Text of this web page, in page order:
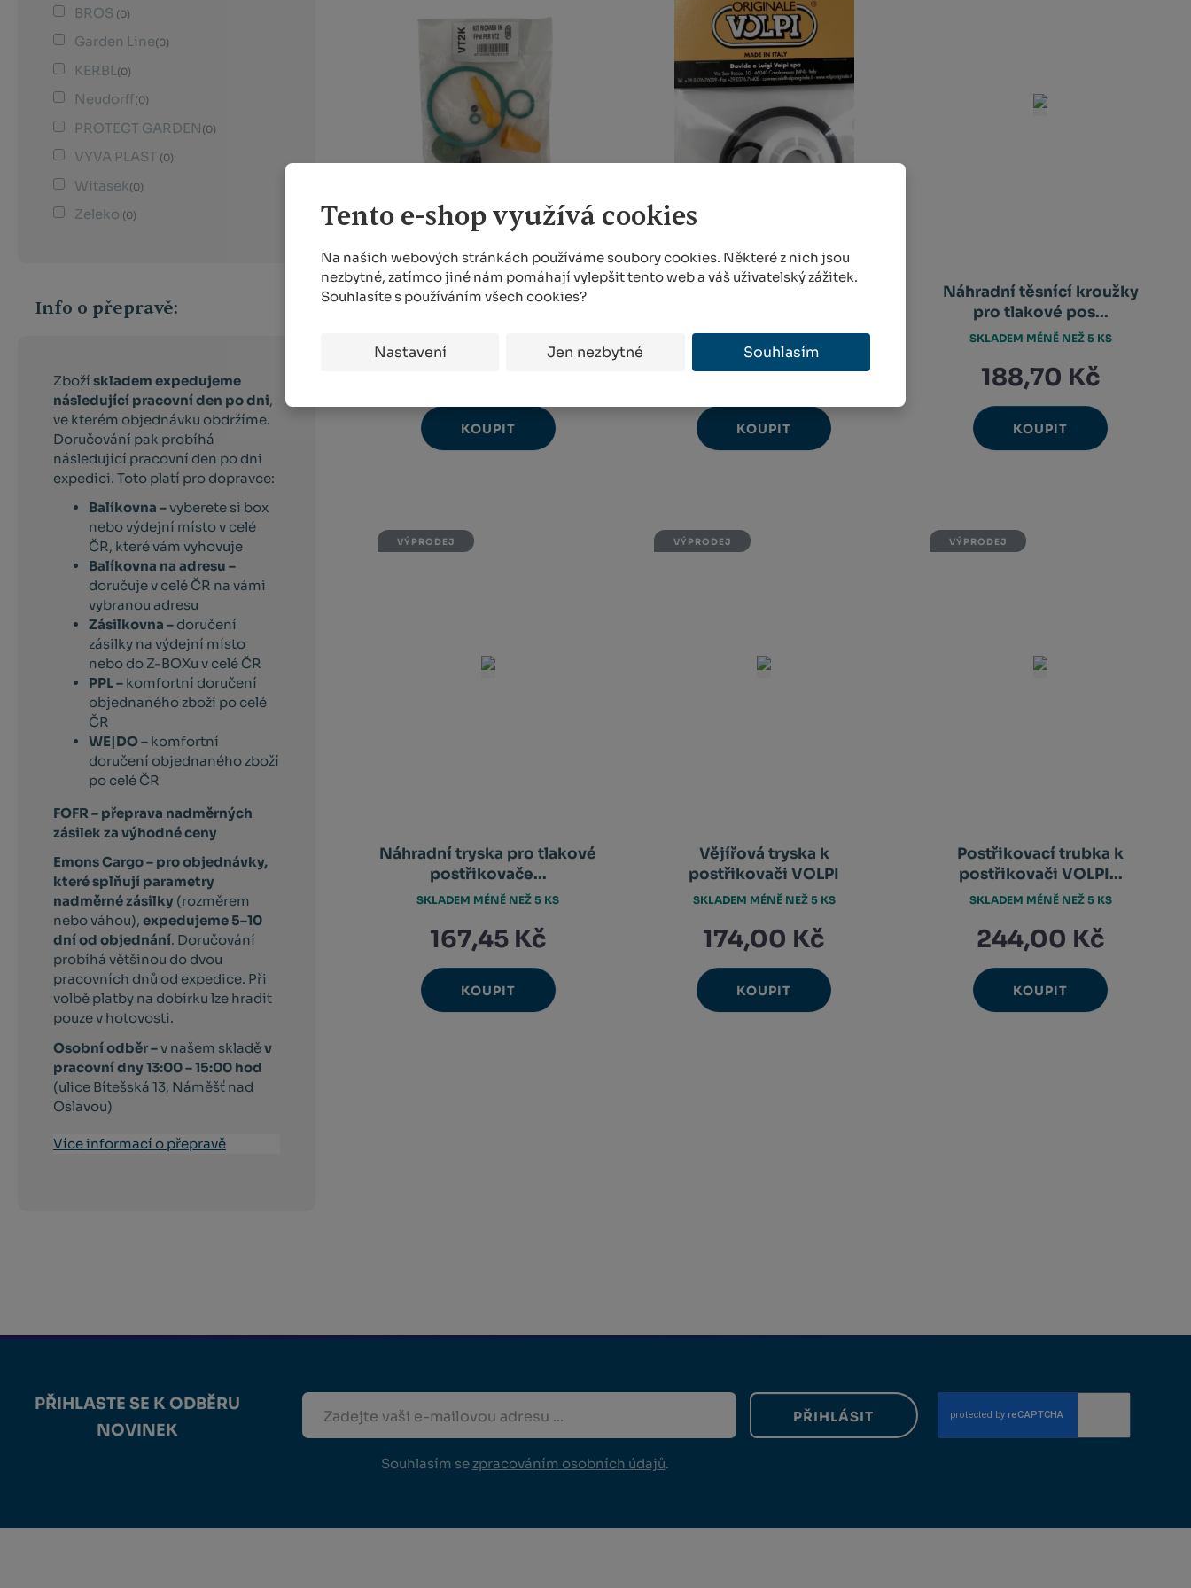
Tento e-shop využívá cookies
Na našich webových stránkách používáme soubory cookies. Některé z nich jsou
nezbytné, zatímco jiné nám pomáhají vylepšit tento web a váš uživatelský zážitek.
Souhlasíte s používáním všech cookies?
Nastavení Jen nezbytné Souhlasím
Náhradní těsnění pro
Změnit
Navýšit
množství
Snížit
Ks
KOUPIT
158,10 Kč
Změnit
Navýšit
množství
Snížit
Ks
KOUPIT
SKLADEM MÉNĚ NEŽ 5 KS
Náhradní těsnící kroužky
pro tlakové pos...
188,70 Kč
Změnit
Navýšit
množství
Snížit
Ks
KOUPIT
SKLADEM MÉNĚ NEŽ 5 KS
VÝPRODEJ
Náhradní tryska pro tlakové
postřikovače...
167,45 Kč
Změnit
Navýšit
množství
Snížit
Ks
KOUPIT
SKLADEM MÉNĚ NEŽ 5 KS
VÝPRODEJ
Vějířová tryska k
postřikovači VOLPI
174,00 Kč
Změnit
Navýšit
množství
Snížit
Ks
KOUPIT
SKLADEM MÉNĚ NEŽ 5 KS
VÝPRODEJ
Postřikovací trubka k
postřikovači VOLPI...
244,00 Kč
Změnit
Navýšit
množství
Snížit
Ks
KOUPIT
SKLADEM MÉNĚ NEŽ 5 KS
BROS (0)
Garden Line(0)
KERBL(0)
Neudorff(0)
PROTECT GARDEN (0)
VYVA PLAST (0)
Witasek(0)
Zeleko (0)
Info o přepravě:
Zboží skladem expedujeme
následující pracovní den po dni,
ve kterém objednávku obdržíme.
Doručování pak probíhá
následující pracovní den po dni
expedici. Toto platí pro dopravce:
Balíkovna –vyberete si box
nebo výdejní místo v celé
ČR, které vám vyhovuje
Balíkovna na adresu –
doručuje v celé ČR na vámi
vybranou adresu
Zásilkovna – doručení
zásilky na výdejní místo
nebo do Z-BOXu v celé ČR
PPL – komfortní doručení
objednaného zboží po celé
ČR
WE|DO – komfortní
doručení objednaného zboží
po celé ČR
FOFR – přeprava nadměrných
zásilek za výhodné ceny
Emons Cargo – pro objednávky,
které splňují parametry
nadměrné zásilky (rozměrem
nebo váhou), expedujeme 5–10
dní od objednání. Doručování
probíhá většinou do dvou
pracovních dnů od expedice. Při
volbě platby na dobírku lze hradit
pouze v hotovosti.
Osobní odběr –v našem skladěv
pracovní dny 13:00 – 15:00 hod
(ulice Bítešská 13, Náměšť nad
Oslavou)
Více informací o přepravě
PŘIHLASTE SE K ODBĚRU
NOVINEK
PŘIHLÁSIT
Souhlasím se zpracováním osobních údajů.